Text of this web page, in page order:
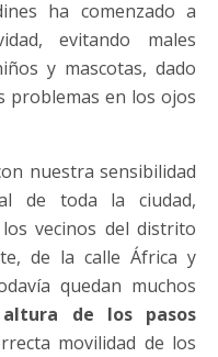
ha comenzado a
evitando males
y mascotas, dado
problemas en los ojos
nuestra sensibilidad
de toda la ciudad,
vecinos del distrito
de la calle África y
quedan muchos
de los pasos
movilidad de los